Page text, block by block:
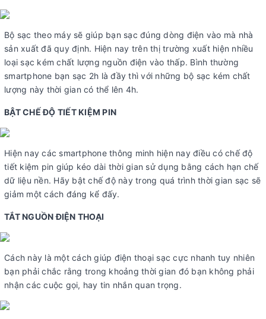
Bộ sạc theo máy sẽ giúp bạn sạc đúng dòng điện vào mà nhà
sản xuất đã quy định. Hiện nay trên thị trường xuất hiện nhiều
loại sạc kém chất lượng nguồn điện vào thấp. Bình thường
smartphone bạn sạc 2h là đầy thì với những bộ sạc kém chất
lượng này thời gian có thể lên 4h.
BẬT CHẾ ĐỘ TIẾT KIỆM PIN
Hiện nay các smartphone thông minh hiện nay điều có chế độ
tiết kiệm pin giúp kéo dài thời gian sử dụng bằng cách hạn chế
dữ liệu nền. Hãy bật chế độ này trong quá trình thời gian sạc sẽ
giảm một cách đáng kể đấy.
TẮT NGUỒN ĐIỆN THOẠI
Cách này là một cách giúp điện thoại sạc cực nhanh tuy nhiên
bạn phải chắc rằng trong khoảng thời gian đó bạn không phải
nhận các cuộc gọi, hay tin nhắn quan trọng.